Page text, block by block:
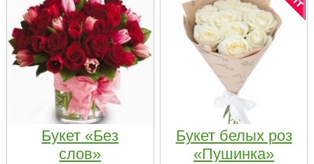
Букет «Без
слов»
Букет белых роз
«Пушинка»